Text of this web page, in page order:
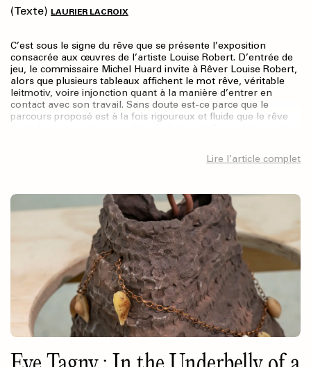
(Texte) LAURIER LACROIX
C’est sous le signe du rêve que se présente l’exposition
consacrée aux œuvres de l’artiste Louise Robert. D’entrée de
jeu, le commissaire Michel Huard invite à Rêver Louise Robert,
alors que plusieurs tableaux affichent le mot rêve, véritable
leitmotiv, voire injonction quant à la manière d’entrer en
contact avec son travail. Sans doute est-ce parce que le
parcours proposé est à la fois rigoureux et fluide que le rêve
Dans L’art : une histoire d’expositions (2009), l’auteur Jérôme
marqueur symbolique, oriente les publics quant à l’attitude à
adopter et à la façon de tirer parti des codes mis en place.
Lire l’article complet